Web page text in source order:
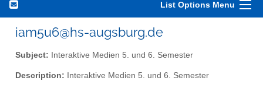
List Options Menu
iam5u6@hs-augsburg.de
Subject: Interaktive Medien 5. und 6. Semester
Description: Interaktive Medien 5. und 6. Semester